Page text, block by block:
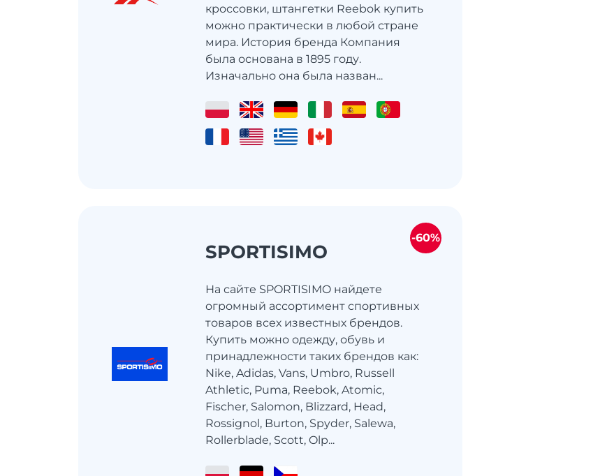
кроссовки, штангетки Reebok купить
можно практически в любой стране
мира. История бренда Компания
была основана в 1895 году.
Изначально она была назван...
SPORTISIMO
На сайте SPORTISIMO найдете
огромный ассортимент спортивных
товаров всех известных брендов.
Купить можно одежду, обувь и
принадлежности таких брендов как:
Nike, Adidas, Vans, Umbro, Russell
Athletic, Puma, Reebok, Atomic,
Fischer, Salomon, Blizzard, Head,
Rossignol, Burton, Spyder, Salewa,
Rollerblade, Scott, Olp...
-60%